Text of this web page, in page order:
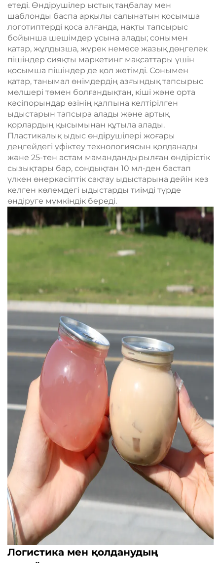
етеді. Өндірушілер ыстық таңбалау мен
шаблонды баспа арқылы салынатын қосымша
логотиптерді қоса алғанда, нақты тапсырыс
бойынша шешімдер ұсына алады; сонымен
қатар, жұлдызша, жүрек немесе жазық дөңгелек
пішіндер сияқты маркетинг мақсаттары үшін
қосымша пішіндер де қол жетімді. Сонымен
қатар, танымал өнімдердің азғындық тапсырыс
мөлшері төмен болғандықтан, кіші және орта
кәсіпорындар өзінің қалпына келтірілген
ыдыстарын тапсыра алады және артық
қорлардың қысымынан құтыла алады.
Пластикалық ыдыс өндірушілері жоғары
деңгейдегі үфіктеу технологиясын қолданады
және 25-тен астам мамандандырылған өндірістік
сызықтары бар, сондықтан 10 мл-ден бастап
үлкен өнеркәсіптік сақтау ыдыстарына дейін кез
келген көлемдегі ыдыстарды тиімді түрде
өндіруге мүмкіндік береді.
Логистика мен қолданудың